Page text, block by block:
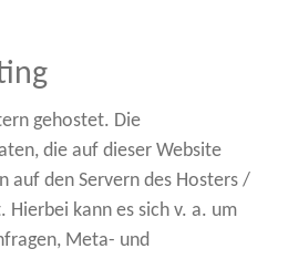
gehostet. Die
die auf dieser Website
auf den Servern des Hosters /
Hierbei kann es sich v. a. um
Meta- und